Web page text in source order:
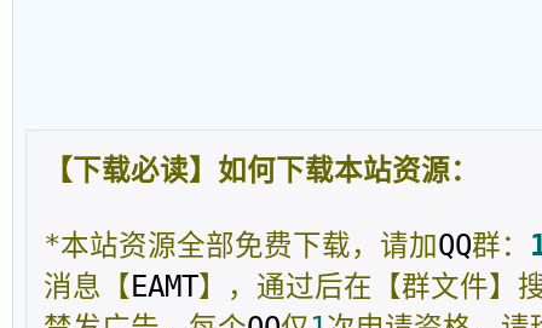
【下载必读】如何下载本站资源：
*本站资源全部免费下载，请加QQ群：
消息【EAMT】，通过后在【群文件】